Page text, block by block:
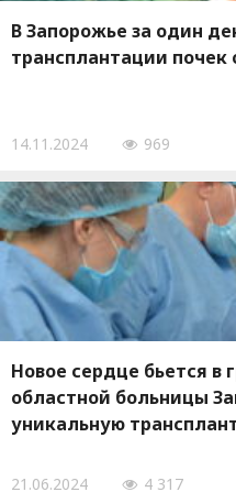
В Запорожье за ​​один
трансплантации
14.11.2024 969
Новое сердце бьется в
областной больницы
уникальную
21.06.2024 4 317